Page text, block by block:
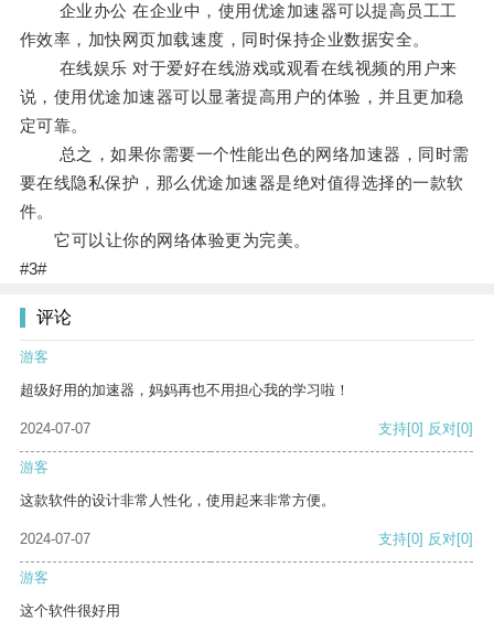
企业办公 在企业中，使用优途加速器可以提高员工工
作效率，加快网页加载速度，同时保持企业数据安全。
在线娱乐 对于爱好在线游戏或观看在线视频的用户来
说，使用优途加速器可以显著提高用户的体验，并且更加稳
定可靠。
总之，如果你需要一个性能出色的网络加速器，同时需
要在线隐私保护，那么优途加速器是绝对值得选择的一款软
件。
它可以让你的网络体验更为完美。
#3#
评论
游客
超级好用的加速器，妈妈再也不用担心我的学习啦！
2024-07-07 支持[0] 反对[0]
游客
这款软件的设计非常人性化，使用起来非常方便。
2024-07-07 支持[0] 反对[0]
游客
这个软件很好用